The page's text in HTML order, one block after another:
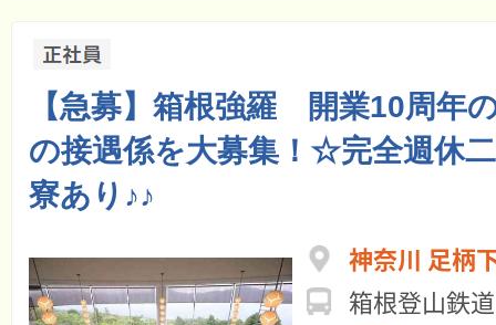
【急募】箱根強羅 開業10周年
の接遇係を大募集！☆完全週休
寮あり♪♪
神奈川 足柄
箱根登山鉄